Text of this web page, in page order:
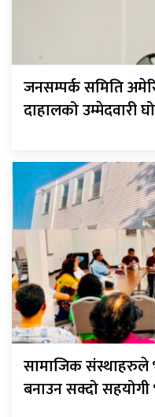
जनसम्पर्क समिति
दाहालको उम्मेदवारी
सामाजिक संस्थाहरुले
बनाउन सक्दो सहयोगी